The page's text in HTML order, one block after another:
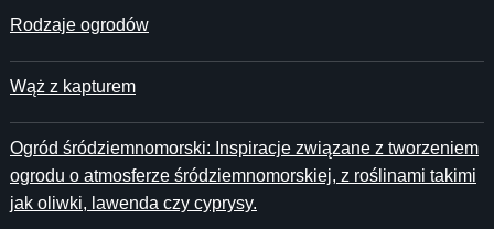
Rodzaje ogrodów
Wąż z kapturem
Ogród śródziemnomorski: Inspiracje związane z tworzeniem
ogrodu o atmosferze śródziemnomorskiej, z roślinami takimi
jak oliwki, lawenda czy cyprysy.